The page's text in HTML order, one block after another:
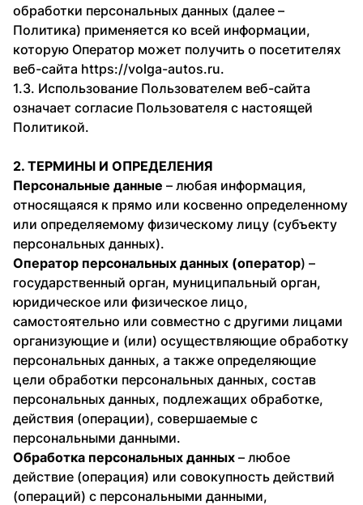
обработки персональных данных (далее –
Политика) применяется ко всей информации,
которую Оператор может получить о посетителях
веб-сайта https://volga-autos.ru.
1.3. Использование Пользователем веб-сайта
означает согласие Пользователя с настоящей
Политикой.
2. ТЕРМИНЫ И ОПРЕДЕЛЕНИЯ
Персональные данные – любая информация,
относящаяся к прямо или косвенно определенному
или определяемому физическому лицу (субъекту
персональных данных).
Оператор персональных данных (оператор) –
государственный орган, муниципальный орган,
юридическое или физическое лицо,
самостоятельно или совместно с другими лицами
организующие и (или) осуществляющие обработку
персональных данных, а также определяющие
цели обработки персональных данных, состав
персональных данных, подлежащих обработке,
действия (операции), совершаемые с
персональными данными.
Обработка персональных данных – любое
действие (операция) или совокупность действий
(операций) с персональными данными,